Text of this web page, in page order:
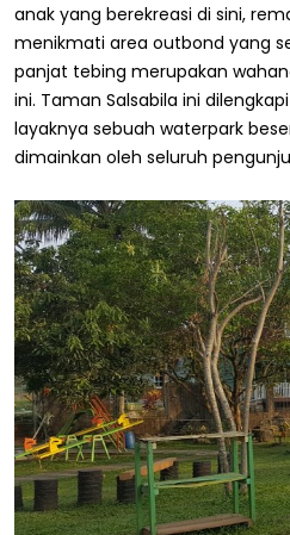
anak yang berekreasi di sini,
menikmati area outbond yang
panjat tebing merupakan
ini. Taman Salsabila ini
layaknya sebuah waterpark
dimainkan oleh seluruh